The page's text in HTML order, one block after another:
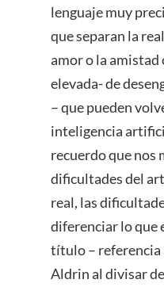
lenguaje muy
que separan la
amor o la amistad
elevada- de
– que pueden
inteligencia
recuerdo que nos
dificultades del
real, las
diferenciar lo que
título – referencia
Aldrin al divisar